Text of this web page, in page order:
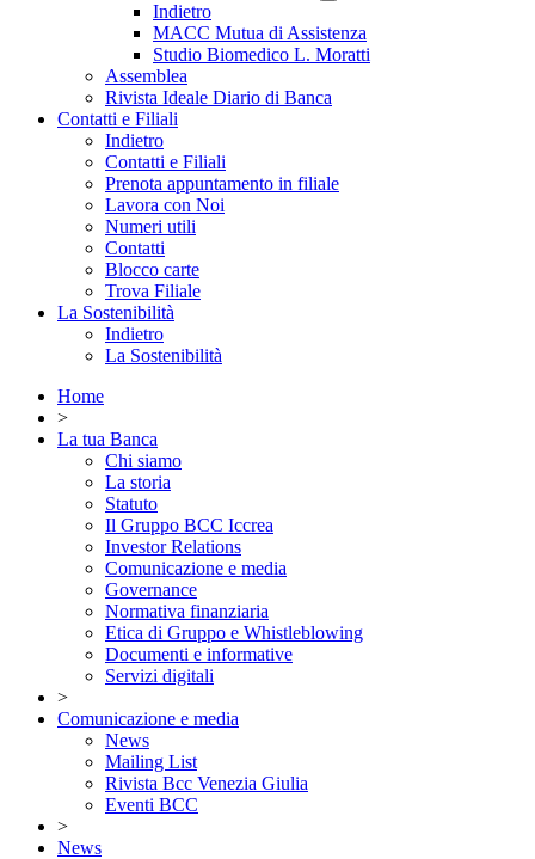
Indietro
MACC Mutua di Assistenza
Studio Biomedico L. Moratti
Assemblea
Rivista Ideale Diario di Banca
Contatti e Filiali
Indietro
Contatti e Filiali
Prenota appuntamento in filiale
Lavora con Noi
Numeri utili
Contatti
Blocco carte
Trova Filiale
La Sostenibilità
Indietro
La Sostenibilità
Home
>
La tua Banca
Chi siamo
La storia
Statuto
Il Gruppo BCC Iccrea
Investor Relations
Comunicazione e media
Governance
Normativa finanziaria
Etica di Gruppo e Whistleblowing
Documenti e informative
Servizi digitali
>
Comunicazione e media
News
Mailing List
Rivista Bcc Venezia Giulia
Eventi BCC
>
News